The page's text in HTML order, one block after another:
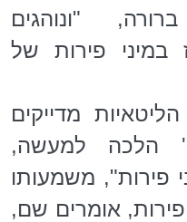
"ונוהגים
במיני פירות של
מדייקים
הלכה למעשה,
פירות", משמעותו
אומרים שם,